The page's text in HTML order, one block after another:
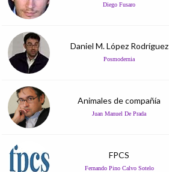
Diego Fusaro
Daniel M. López Rodríguez
Posmodernia
Animales de compañía
Juan Manuel De Prada
FPCS
Fernando Pino Calvo Sotelo